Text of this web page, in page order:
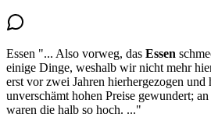
Essen "... Also vorweg, das Essen
einige Dinge, weshalb wir nicht mehr
erst vor zwei Jahren hierhergezogen und
unverschämt hohen Preise gewundert;
waren die halb so hoch. ..."